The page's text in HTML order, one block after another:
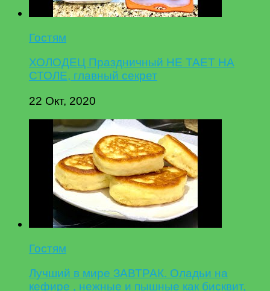
Гостям
ХОЛОДЕЦ Праздничный НЕ ТАЕТ НА
СТОЛЕ, главный секрет
22 Окт, 2020
Гостям
Лучший в мире ЗАВТРАК. Оладьи на
кефире , нежные и пышные как бисквит,